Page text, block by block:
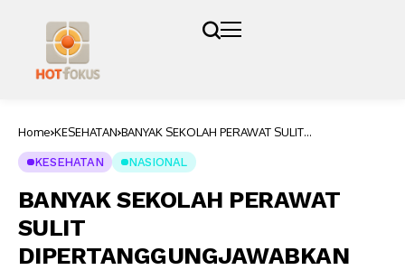
Home KESEHATAN BANYAK SEKOLAH PERAWAT SULIT
KESEHATAN NASIONAL
BANYAK SEKOLAH PERAWAT
SULIT
DIPERTANGGUNGJAWABKAN